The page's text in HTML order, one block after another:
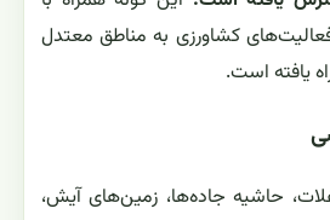
کشاورزی به مناطق معتدل
یافته است.
حاشیه جاده‌ها، زمین‌های آیش،